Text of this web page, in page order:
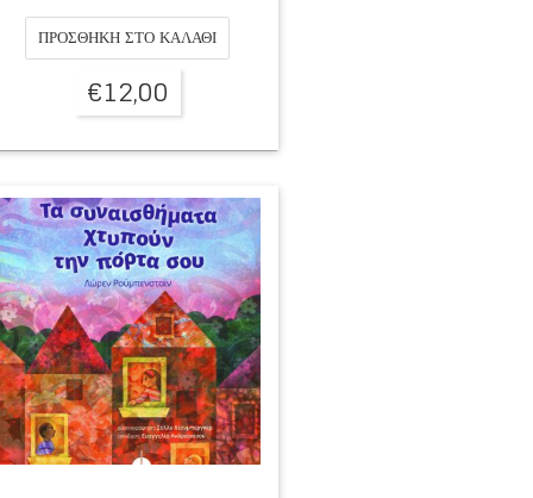
ΠΡΟΣΘΉΚΗ ΣΤΟ ΚΑΛΆΘΙ
€12,00